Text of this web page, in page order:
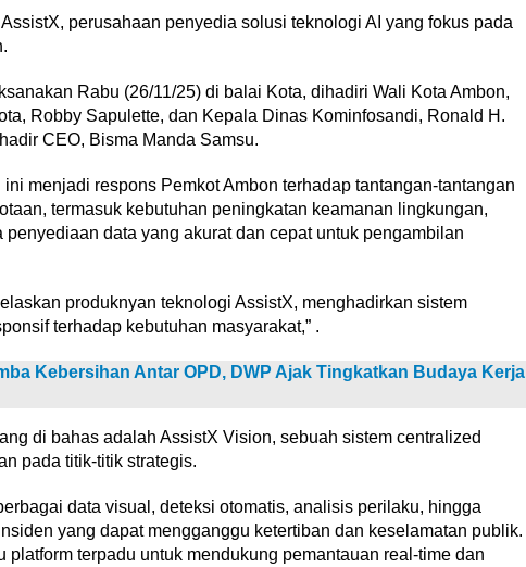
perusahaan penyedia solusi teknologi AI yang fokus pada
Rabu (26/11/25) di balai Kota, dihadiri Wali Kota Ambon,
Robby Sapulette, dan Kepala Dinas Kominfosandi, Ronald H.
CEO, Bisma Manda Samsu.
menjadi respons Pemkot Ambon terhadap tantangan-tantangan
termasuk kebutuhan peningkatan keamanan lingkungan,
data yang akurat dan cepat untuk pengambilan
produknyan teknologi AssistX, menghadirkan sistem
terhadap kebutuhan masyarakat,” .
Kebersihan Antar OPD, DWP Ajak Tingkatkan Budaya Kerja
di bahas adalah AssistX Vision, sebuah sistem centralized
pada titik-titik strategis.
data visual, deteksi otomatis, analisis perilaku, hingga
yang dapat mengganggu ketertiban dan keselamatan publik.
terpadu untuk mendukung pemantauan real-time dan